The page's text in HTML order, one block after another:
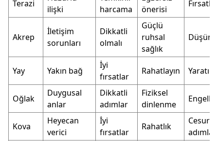
Terazi
ilişki
harcama
önerisi
Fırsatlar
Akrep
İletişim
sorunları
Dikkatli
olmalı
Güçlü
ruhsal
sağlık
Yay Yakın bağ
İyi
fırsatlar
Rahatlayın Yaratıcı
Oğlak
Duygusal
anlar
Dikkatli
adımlar
Fiziksel
dinlenme
Engeller
Kova
Heyecan
verici
İyi
fırsatlar
Rahatlık
Cesur
adımlar